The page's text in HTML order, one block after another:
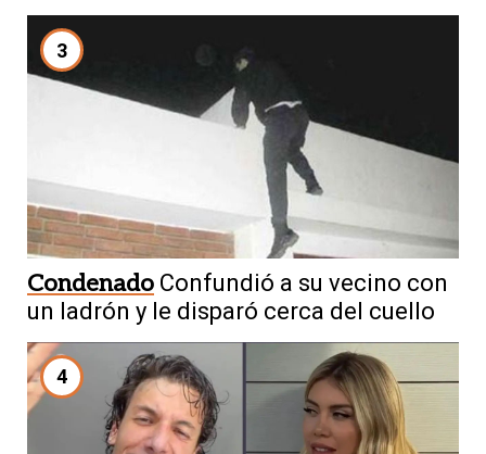
3
Condenado Confundió a su vecino con
un ladrón y le disparó cerca del cuello
4